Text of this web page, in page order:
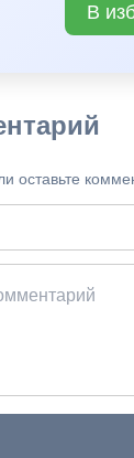
В
оставьте